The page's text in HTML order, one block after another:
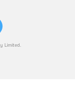
Limited.